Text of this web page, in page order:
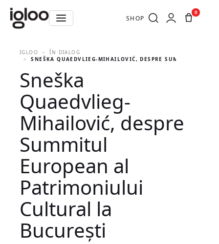
SHOP
0
IGLOO
ÎN DIALOG
SNEŠKA QUAEDVLIEG-MIHAILOVIĆ, DESPRE SUMMITUL
Sneška
Quaedvlieg-
Mihailović, despre
Summitul
European al
Patrimoniului
Cultural la
București